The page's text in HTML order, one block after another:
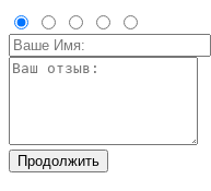
Продолжить